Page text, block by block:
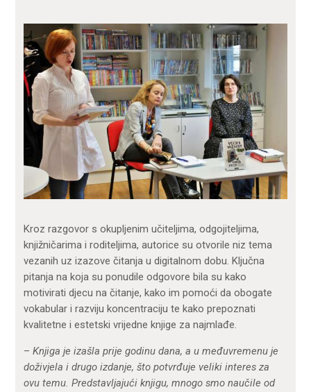
Kroz razgovor s okupljenim učiteljima, odgojiteljima,
knjižničarima i roditeljima, autorice su otvorile niz tema
vezanih uz izazove čitanja u digitalnom dobu. Ključna
pitanja na koja su ponudile odgovore bila su kako
motivirati djecu na čitanje, kako im pomoći da obogate
vokabular i razviju koncentraciju te kako prepoznati
kvalitetne i estetski vrijedne knjige za najmlađe.
–Knjiga je izašla prije godinu dana, a u međuvremenu je
doživjela i drugo izdanje, što potvrđuje veliki interes za
ovu temu. Predstavljajući knjigu, mnogo smo naučile od